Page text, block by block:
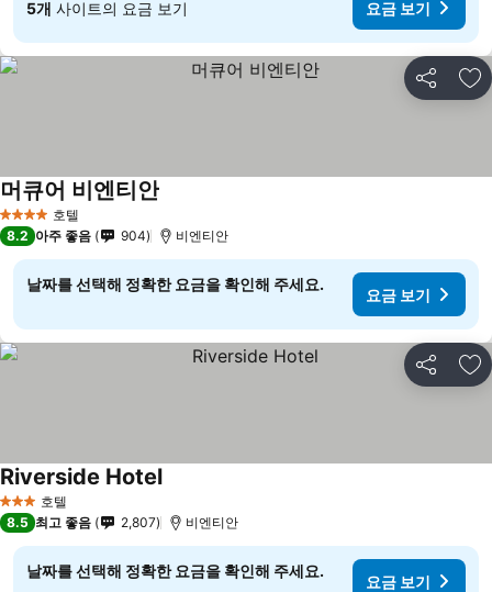
5개 사이트의 요금 보기 요금 보기
공유 즐
4 성급 호텔
머큐어 비엔티안
8.2 아주 좋음 904 비엔티안
날짜를 선택해 정확한 요금을 확인해 주세요.
요금 보기
공유 즐
3 성급 호텔
Riverside Hotel요금 보기
8.5 최고 좋음 2,807 비엔티안
날짜를 선택해 정확한 요금을 확인해 주세요.
요금 보기